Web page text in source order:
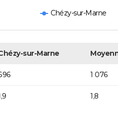
Chézy-sur-Marne
sur-Marne
1 076
1,8